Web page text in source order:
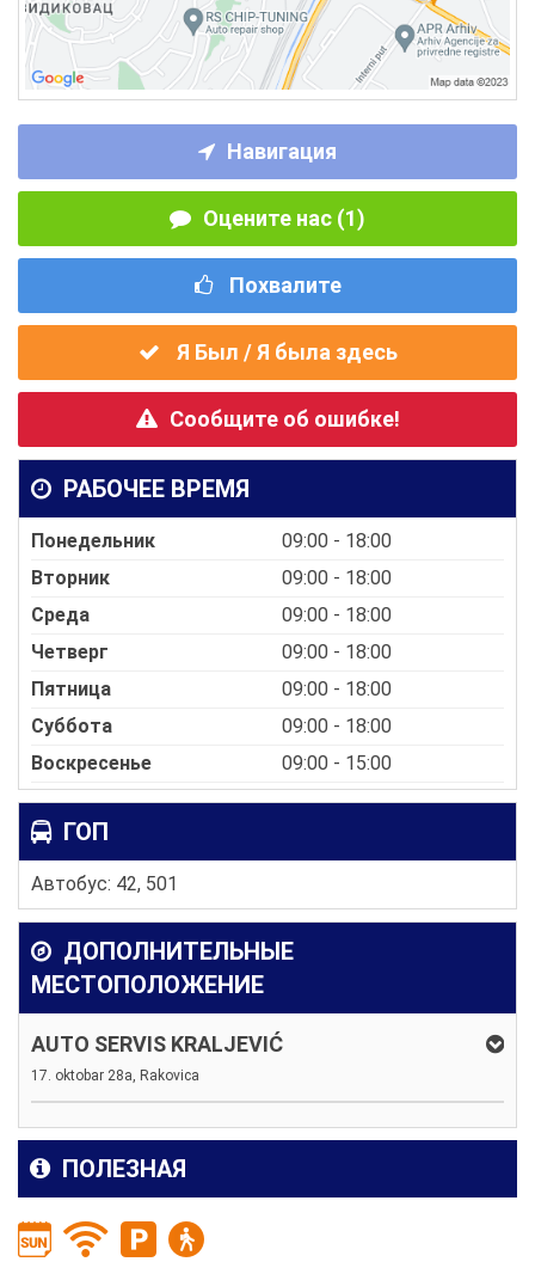
Навигация
Оцените нас (1)
Похвалите
Я Был / Я была здесь
Сообщите об ошибке!
РАБОЧЕЕ ВРЕМЯ
Понедельник
09:00 - 18:00
Вторник
09:00 - 18:00
Среда
09:00 - 18:00
Четверг
09:00 - 18:00
Пятница
09:00 - 18:00
Суббота
09:00 - 18:00
Воскресенье
09:00 - 15:00
ГОП
Автобус: 42, 501
ДОПОЛНИТЕЛЬНЫЕ
МЕСТОПОЛОЖЕНИЕ
AUTO SERVIS KRALJEVIĆ
17. oktobar 28a, Rakovica
ПОЛЕЗНАЯ